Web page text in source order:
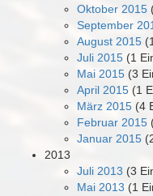
Oktober 2015
September
August 2015
Juli 2015 (1
Mai 2015 (3
April 2015 (1
März 2015 (4
Februar 2015
Januar 2015
2013
Juli 2013 (3
Mai 2013 (1